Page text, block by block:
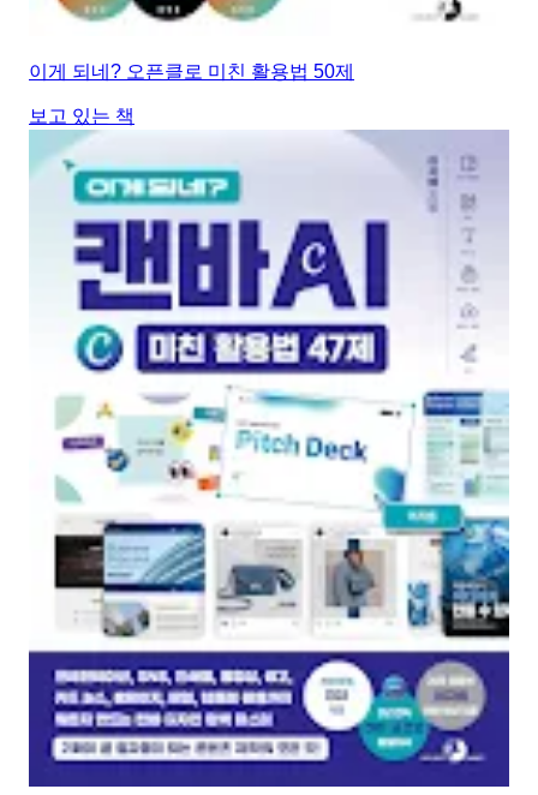
이게 되네? 오픈클로 미친 활용법 50제
보고 있는 책